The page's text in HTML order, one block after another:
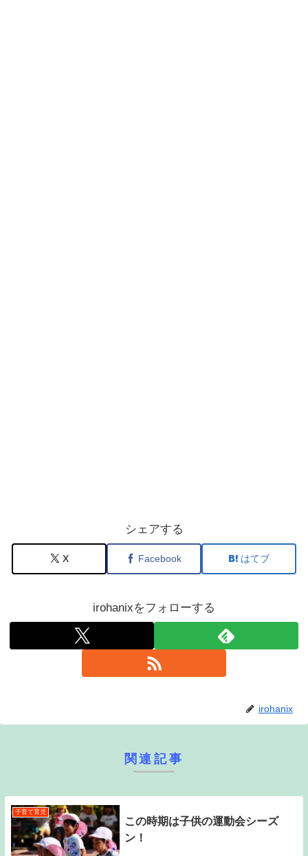
シェアする
X Facebook はてブ
irohanixをフォローする
irohanix
関連記事
子育て育児
この時期は子供の運動会シーズ
ン！